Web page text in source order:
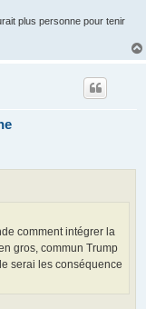
plus personne pour tenir
comment intégrer la
gros, commun Trump
serai les conséquence